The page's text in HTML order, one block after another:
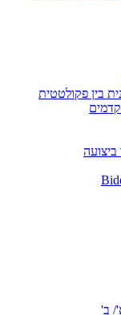
בין פקולטטית
ב'